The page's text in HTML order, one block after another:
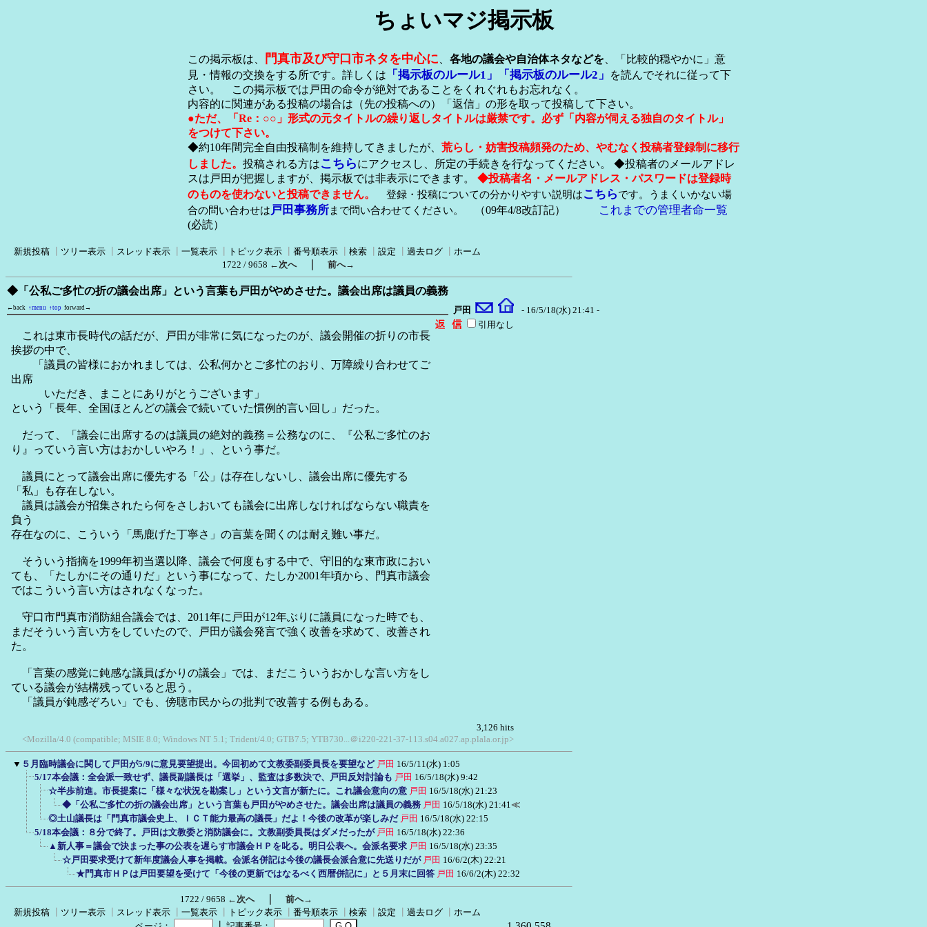
ちょいマジ掲示板
この掲示板は、 門真市及び守口市ネタを中心に、 各地の議会や自治体ネタなどを、「比較的穏やかに」意
見・情報の交換をする所です。詳しくは
「掲示板のルール1」 「掲示板のルール2」
を読んでそれに従って下
さい。 この掲示板では戸田の命令が絶対であることをくれぐれもお忘れなく。
内容的に関連がある投稿の場合は（先の投稿への）「返信」の形を取って投稿して下さい。
●ただ、「Re：○○」形式の元タイトルの繰り返しタイトルは厳禁です。必ず「内容が伺える独自のタイトル」
をつけて下さい。
◆約10年間完全自由投稿制を維持してきましたが、 荒らし・妨害投稿頻発のため、やむなく投稿者登録制に移行
しました。 投稿される方はこちらにアクセスし、所定の手続きを行なってください。 ◆投稿者のメールアドレ
スは戸田が把握しますが、掲示板では非表示にできます。 ◆投稿者名・メールアドレス・パスワードは登録時
のものを使わないと投稿できません。
登録・投稿についての分かりやすい説明はこちらです。うまくいかない場
合の問い合わせは戸田事務所まで問い合わせてください。 （09年4/8改訂記） これまでの管理者命一覧
(必読）
新規投稿 ツリー表示 スレッド表示 一覧表示 トピック表示 番号順表示 検索 設定 過去ログ
ホーム
1722 / 9658 ←次へ｜ 前へ→
◆「公私ご多忙の折の議会出席」という言葉も戸田がやめさせた。議会出席は議員の義務
←back ↑menu ↑top forward→ 戸田 - 16/5/18(水) 21:41 -
これは東市長時代の話だが、戸田が非常に気になったのが、議会開催の折りの市長
挨拶の中で、
「議員の皆様におかれましては、公私何かとご多忙のおり、万障繰り合わせてご
出席
いただき、まことにありがとうございます」
という「長年、全国ほとんどの議会で続いていた慣例的言い回し」だった。
だって、「議会に出席するのは議員の絶対的義務＝公務なのに、『公私ご多忙のお
り』っていう言い方はおかしいやろ！」、という事だ。
議員にとって議会出席に優先する「公」は存在しないし、議会出席に優先する
「私」も存在しない。
議員は議会が招集されたら何をさしおいても議会に出席しなければならない職責を
負う
存在なのに、こういう「馬鹿げた丁寧さ」の言葉を聞くのは耐え難い事だ。
そういう指摘を1999年初当選以降、議会で何度もする中で、守旧的な東市政におい
ても、「たしかにその通りだ」という事になって、たしか2001年頃から、門真市議会
ではこういう言い方はされなくなった。
守口市門真市消防組合議会では、2011年に戸田が12年ぶりに議員になった時でも、
まだそういう言い方をしていたので、戸田が議会発言で強く改善を求めて、改善され
た。
「言葉の感覚に鈍感な議員ばかりの議会」では、まだこういうおかしな言い方をし
ている議会が結構残っていると思う。
「議員が鈍感ぞろい」でも、傍聴市民からの批判で改善する例もある。
引用なし
3,126 hits
<Mozilla/4.0 (compatible; MSIE 8.0; Windows NT 5.1; Trident/4.0; GTB7.5; YTB730...＠i220-221-37-113.s04.a027.ap.plala.or.jp>
▼ ５月臨時議会に関して戸田が5/9に意見要望提出。今回初めて文教委副委員長を要望など 戸田 16/5/11(水) 1:05
5/17本会議：全会派一致せず、議長副議長は「選挙」、監査は多数決で、戸田反対討論も 戸田 16/5/18(水) 9:42
☆半歩前進。市長提案に「様々な状況を勘案し」という文言が新たに。これ議会意向の意 戸田 16/5/18(水) 21:23
◆「公私ご多忙の折の議会出席」という言葉も戸田がやめさせた。議会出席は議員の義務 戸田 16/5/18(水) 21:41≪
◎土山議長は「門真市議会史上、ＩＣＴ能力最高の議長」だよ！今後の改革が楽しみだ 戸田 16/5/18(水) 22:15
5/18本会議：８分で終了。戸田は文教委と消防議会に。文教副委員長はダメだったが 戸田 16/5/18(水) 22:36
▲新人事＝議会で決まった事の公表を遅らす市議会ＨＰを叱る。明日公表へ。会派名要求 戸田 16/5/18(水) 23:35
☆戸田要求受けて新年度議会人事を掲載。会派名併記は今後の議長会派合意に先送りだが 戸田 16/6/2(木) 22:21
★門真市ＨＰは戸田要望を受けて「今後の更新ではなるべく西暦併記に」と５月末に回答 戸田 16/6/2(木) 22:32
1722 / 9658 ←次へ｜ 前へ→
新規投稿
ツリー表示 スレッド表示 一覧表示 トピック表示 番号順表示 検索 設定 過去ログ
ホーム